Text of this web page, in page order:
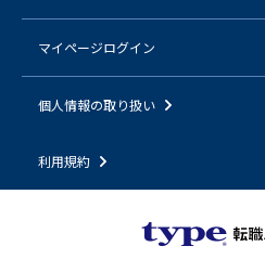
マイページログイン
個人情報の取り扱い
利用規約